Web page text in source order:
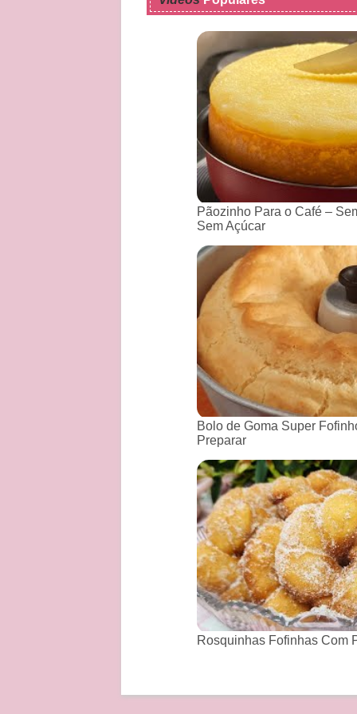
Pãozinho Para o Café –
Sem Açúcar
Bolo de Goma Super
Preparar
Rosquinhas Fofinhas Com